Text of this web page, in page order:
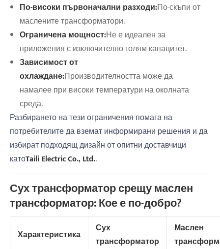
По-високи първоначални разходи:По-скъпи от
маслените трансформатори.
Ограничена мощност:Не е идеален за
приложения с изключително голям капацитет.
Зависимост от
охлаждане:Производителността може да
намалее при високи температури на околната
среда.
Разбирането на тези ограничения помага на
потребителите да вземат информирани решения и да
избират подходящ дизайн от опитни доставчици
катоTaili Electric Co., Ltd..
Сух трансформатор срещу маслен
трансформатор: Кое е по-добро?
Характеристика
Сух
трансформатор
Маслен